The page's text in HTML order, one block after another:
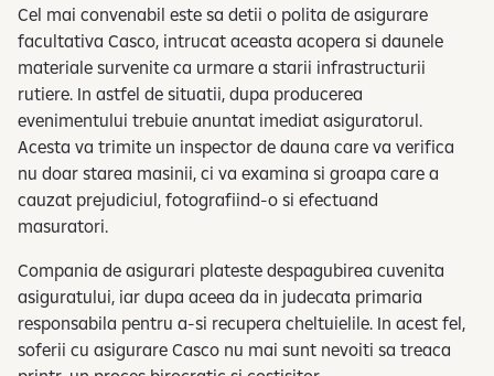
Cel mai convenabil este sa detii o polita de asigurare
facultativa Casco, intrucat aceasta acopera si daunele
materiale survenite ca urmare a starii infrastructurii
rutiere. In astfel de situatii, dupa producerea
evenimentului trebuie anuntat imediat asiguratorul.
Acesta va trimite un inspector de dauna care va verifica
nu doar starea masinii, ci va examina si groapa care a
cauzat prejudiciul, fotografiind-o si efectuand
masuratori.
Compania de asigurari plateste despagubirea cuvenita
asiguratului, iar dupa aceea da in judecata primaria
responsabila pentru a-si recupera cheltuielile. In acest fel,
soferii cu asigurare Casco nu mai sunt nevoiti sa treaca